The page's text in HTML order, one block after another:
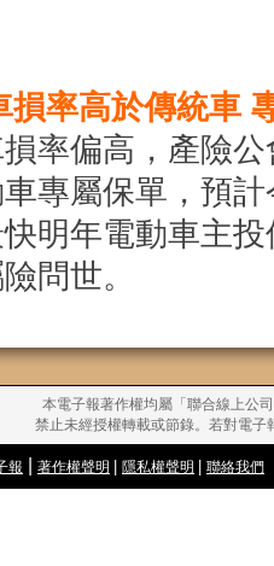
損率高於傳統車
率偏高，產險
專屬保單，預
明年電動車主
問世。
本電子報著作權均屬「聯合線上公
禁止未經授權轉載或節錄。若對電
報 著作權聲明 隱私權聲明 聯絡我們